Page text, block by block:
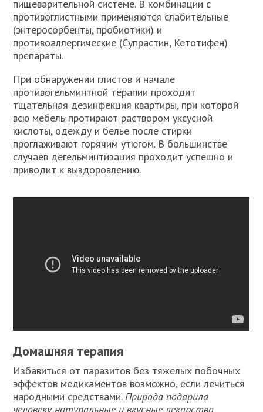
пищеварительной системе. В комбинации с
противоглистными применяются слабительные
(энтеросорбенты, пробиотики) и
противоаллергические (Супрастин, Кетотифен)
препараты.
При обнаружении глистов и начале
противогельминтной терапии проходит
тщательная дезинфекция квартиры, при которой
всю мебель протирают раствором уксусной
кислоты, одежду и белье после стирки
проглаживают горячим утюгом. В большинстве
случаев дегельминтизация проходит успешно и
приводит к выздоровлению.
Домашняя терапия
Избавиться от паразитов без тяжелых побочных
эффектов медикаментов возможно, если лечиться
народными средствами.Природа подарила
человеку натуральные и вкусные лекарства,